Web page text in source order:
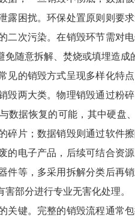
露困扰。环保处置原则则要
二次污染。在销毁环节需对
随意拆解、焚烧或填埋造成
见的销毁方式呈现多样化特
毁两大类。物理销毁通过粉
数据恢复的可能，其中硬盘
碎片；数据销毁则通过软件
的电子产品，后续可结合资
件等，多采用拆解分类后再
部分进行专业无害化处理。
关键。完整的销毁流程通常